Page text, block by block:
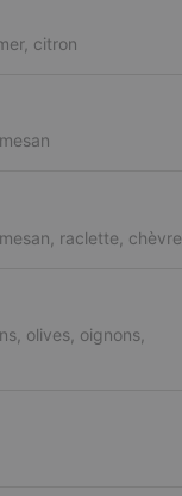
citron
raclette, chèvre
olives, oignons,